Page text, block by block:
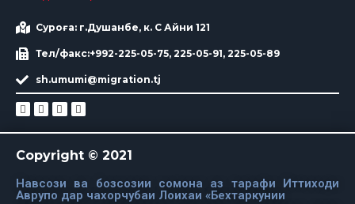
Суроға: г.Душанбе, к. С Айни 121
Тел/факс:+992-225-05-75, 225-05-91, 225-05-89
sh.umumi@migration.tj
Copyright © 2021
Навсози ва бозсозии сомона аз тарафи Иттиходи
Аврупо дар чахорчубаи Лоихаи «Бехтаркунии